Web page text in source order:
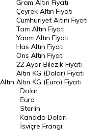
Raporlar
Endeksler
DÖVİZ
Döviz Kuru
Dolar Kuru
Euro Kuru
Pound Kuru
Frank Kuru
Altın
Gram Altın Fiyatı
Çeyrek Altın Fiyatı
Cumhuriyet Altını Fiyatı
Tam Altın Fiyatı
Yarım Altın Fiyatı
Has Altın Fiyatı
Ons Altın Fiyatı
22 Ayar Bilezik Fiyatı
Altın KG (Dolar) Fiyatı
Altın KG (Euro) Fiyatı
Dolar
Euro
Sterlin
Kanada Doları
İsviçre Frangı